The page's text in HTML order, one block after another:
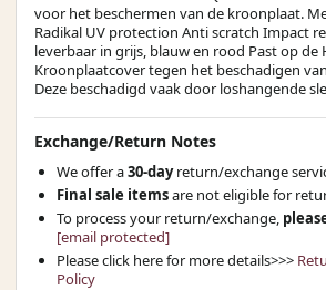
voor het beschermen van de kroonplaat.
Radikal UV protection Anti scratch Impact
leverbaar in grijs, blauw en rood Past op de
Kroonplaatcover tegen het beschadigen
Deze beschadigd vaak door loshangende
Exchange/Return Notes
We offer a30-dayreturn/exchange
Final sale itemsare not eligible for
To process your return/exchange,
[email protected]
Please click here for more details>>>
Policy